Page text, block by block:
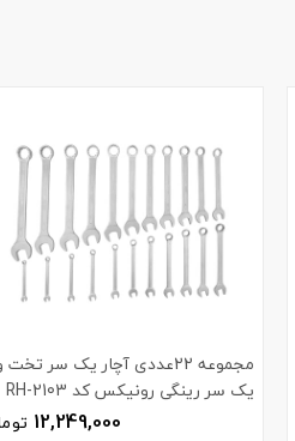
مجموعه 22عددی آچار یک سر تخت
یک سر رینگی رونیکس کد RH-2103
12,249,000